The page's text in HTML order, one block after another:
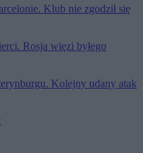
Klub nie zgodził się
Rosja więzi byłego
Kolejny udany atak